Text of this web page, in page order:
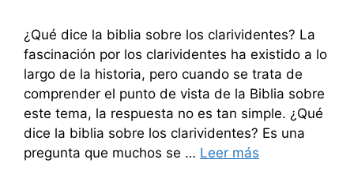
¿Qué dice la biblia sobre los clarividentes? La
fascinación por los clarividentes ha existido a lo
largo de la historia, pero cuando se trata de
comprender el punto de vista de la Biblia sobre
este tema, la respuesta no es tan simple. ¿Qué
dice la biblia sobre los clarividentes? Es una
pregunta que muchos se … Leer más